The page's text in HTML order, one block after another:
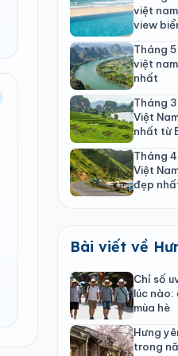
việt
view
Tháng
việt
nhất
Tháng
Việt
nhất từ
Tháng
Việt
đẹp
Bài viết về
Chỉ số
lúc nào:
mùa hè
Hưng
trong